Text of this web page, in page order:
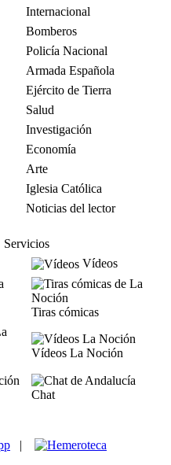
Internacional
Bomberos
Policía Nacional
Armada Española
Ejército de Tierra
Salud
Investigación
Economía
Arte
Iglesia Católica
Noticias del lector
Servicios
Vídeos
Tiras cómicas
Vídeos La Noción
Chat
|